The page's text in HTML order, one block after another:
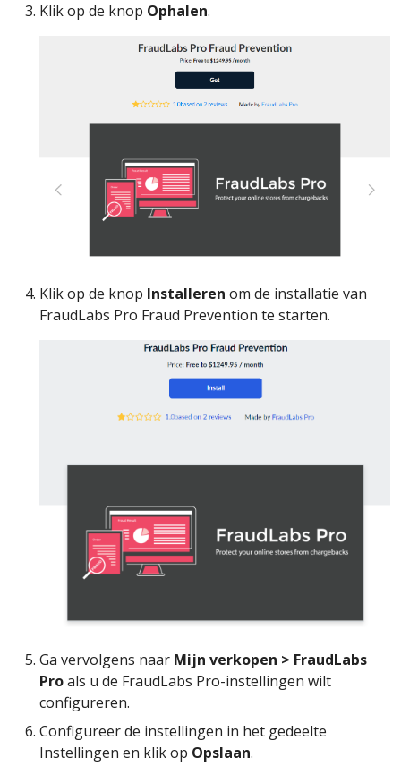
Klik op de knop Ophalen.
Klik op de knop Installeren om de installatie van
FraudLabs Pro Fraud Prevention te starten.
Ga vervolgens naar Mijn verkopen > FraudLabs
Proals u de FraudLabs Pro-instellingen wilt
configureren.
Configureer de instellingen in het gedeelte
Instellingen en klik op Opslaan.